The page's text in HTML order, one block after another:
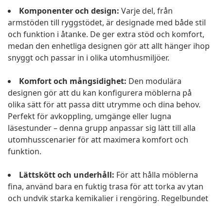
Komponenter och design: Varje del, från
armstöden till ryggstödet, är designade med både stil
och funktion i åtanke. De ger extra stöd och komfort,
medan den enhetliga designen gör att allt hänger ihop
snyggt och passar in i olika utomhusmiljöer.
Komfort och mångsidighet: Den modulära
designen gör att du kan konfigurera möblerna på
olika sätt för att passa ditt utrymme och dina behov.
Perfekt för avkoppling, umgänge eller lugna
läsestunder – denna grupp anpassar sig lätt till alla
utomhusscenarier för att maximera komfort och
funktion.
Lättskött och underhåll: För att hålla möblerna
fina, använd bara en fuktig trasa för att torka av ytan
och undvik starka kemikalier i rengöring. Regelbundet